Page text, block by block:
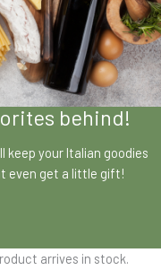
behind!
keep your Italian goodies
even get a little gift!
arrives in stock.